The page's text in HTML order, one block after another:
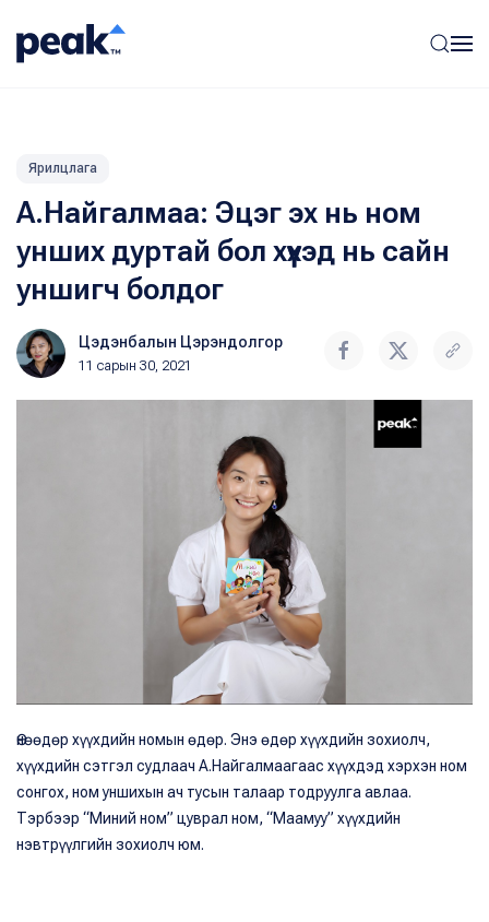
Ярилцлага
А.Найгалмаа: Эцэг эх нь ном
унших дуртай бол хүүхэд нь сайн
уншигч болдог
Цэдэнбалын Цэрэндолгор
11 сарын 30, 2021
Өнөөдөр хүүхдийн номын өдөр. Энэ өдөр хүүхдийн зохиолч,
хүүхдийн сэтгэл судлаач А.Найгалмаагаас хүүхдэд хэрхэн ном
сонгох, ном уншихын ач тусын талаар тодруулга авлаа.
Тэрбээр “Миний ном” цуврал ном, “Маамуу” хүүхдийн
нэвтрүүлгийн зохиолч юм.